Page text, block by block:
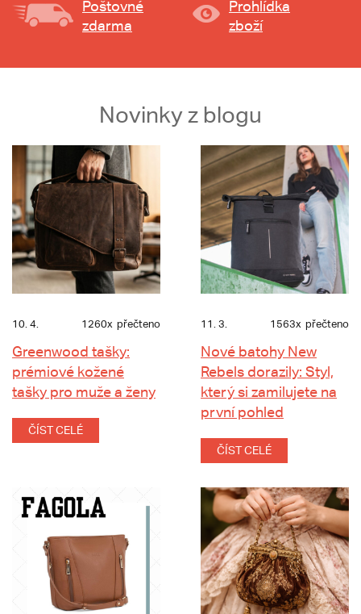
Poštovné
zdarma
Prohlídka
zboží
Novinky z blogu
10. 4. 1260x přečteno
Greenwood tašky:
prémiové kožené
tašky pro muže a ženy
ČÍST CELÉ
11. 3. 1563x přečteno
Nové batohy New
Rebels dorazily: Styl,
který si zamilujete na
první pohled
ČÍST CELÉ